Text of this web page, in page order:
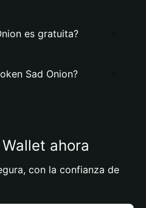
es gratuita?
Sad Onion?
ahora
con la confianza de